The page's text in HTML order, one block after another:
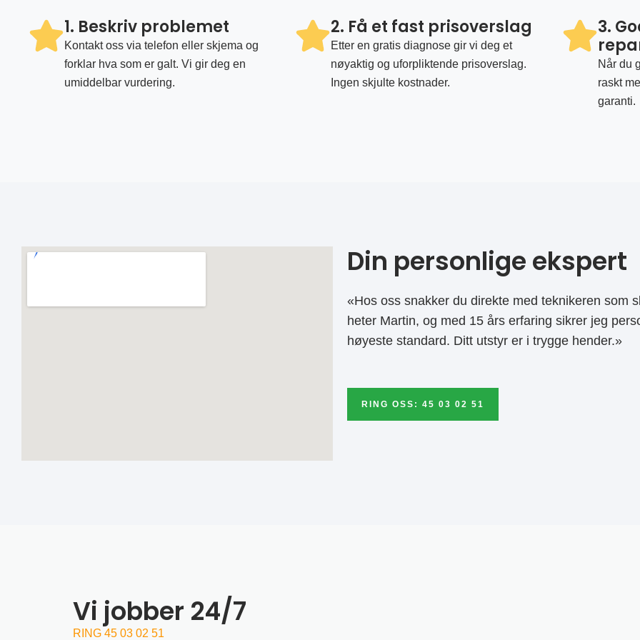
1. Beskriv problemet
Kontakt oss via telefon eller skjema og
forklar hva som er galt. Vi gir deg en
umiddelbar vurdering.
2. Få et fast prisoverslag
Etter en gratis diagnose gir vi deg et
nøyaktig og uforpliktende prisoverslag.
Ingen skjulte kostnader.
3.
Når du
raskt
garanti.
Din personlige ekspert
«Hos oss snakker du direkte med teknikeren som
heter Martin, og med 15 års erfaring sikrer jeg
høyeste standard. Ditt utstyr er i trygge hender.»
RING OSS: 45 03 02 51
Vi jobber 24/7
RING 45 03 02 51